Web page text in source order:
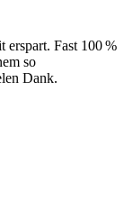
erspart. Fast 100 %
so
Dank.